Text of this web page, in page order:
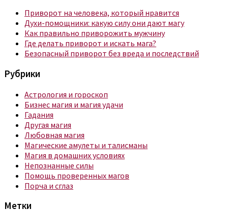
Приворот на человека, который нравится
Духи-помощники: какую силу они дают магу
Как правильно приворожить мужчину
Где делать приворот и искать мага?
Безопасный приворот без вреда и последствий
Рубрики
Астрология и гороскоп
Бизнес магия и магия удачи
Гадания
Другая магия
Любовная магия
Магические амулеты и талисманы
Магия в домашних условиях
Непознанные силы
Помощь проверенных магов
Порча и сглаз
Метки